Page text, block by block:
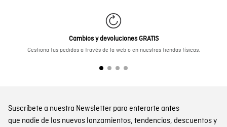
Cambios y devoluciones GRATIS
Gestiona tus pedidos a través de la web o en nuestras tiendas físicas.
Suscríbete a nuestra Newsletter para enterarte antes
que nadie de los nuevos lanzamientos, tendencias, descuentos y